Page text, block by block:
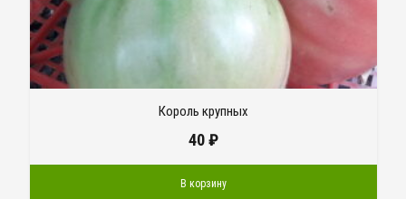
Король крупных
40₽
В корзину